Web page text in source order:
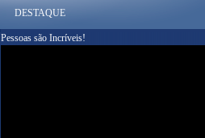
DESTAQUE
Pessoas são Incríveis!